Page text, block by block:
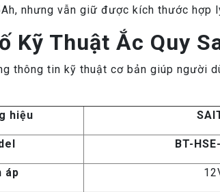
nhưng vẫn giữ được kích thước
Kỹ Thuật Ắc Quy
thông tin kỹ thuật cơ bản giúp người
hiệu
BT-
áp